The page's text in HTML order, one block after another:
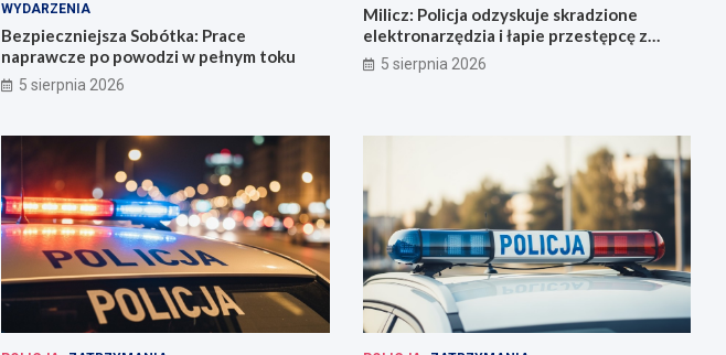
WYDARZENIA
Bezpieczniejsza Sobótka: Prace
naprawcze po powodzi w pełnym toku
5 sierpnia 2026
Milicz: Policja odzyskuje skradzione
elektronarzędzia i łapie przestępcę z
narkotykami
5 sierpnia 2026